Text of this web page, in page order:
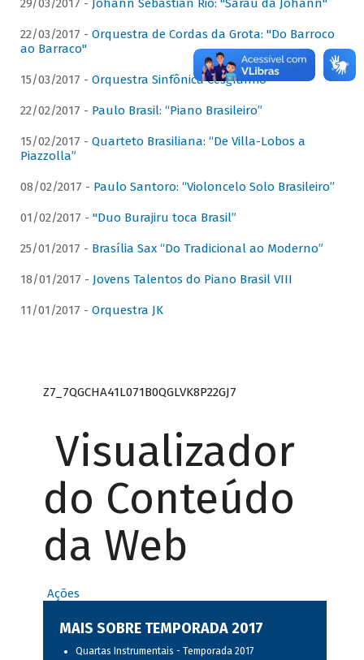
29/03/2017 - Johann Sebastian Rio: "Sarau da Johann"
22/03/2017 - Orquestra de Cordas da Grota: "Do Barroco
ao Barraco"
15/03/2017 - Orquestra Sinfônica Cesgranrio
22/02/2017 - Paulo Brasil: “Piano Brasileiro”
15/02/2017 - Quarteto Brasiliana: “De Villa-Lobos a
Piazzolla”
08/02/2017 - Paulo Santoro: “Violoncelo Solo Brasileiro”
01/02/2017 - "Duo Burajiru toca Brasil”
25/01/2017 - Brasília Sax “Do Tradicional ao Moderno”
18/01/2017 - Jovens Talentos do Piano Brasil VIII
11/01/2017 - Orquestra JK
Z7_7QGCHA41L071B0QGLVK8P22GJ7
Visualizador
do Conteúdo
da Web
Ações
MAIS SOBRE TEMPORADA 2017
Quartas Instrumentais - Temporada 2017